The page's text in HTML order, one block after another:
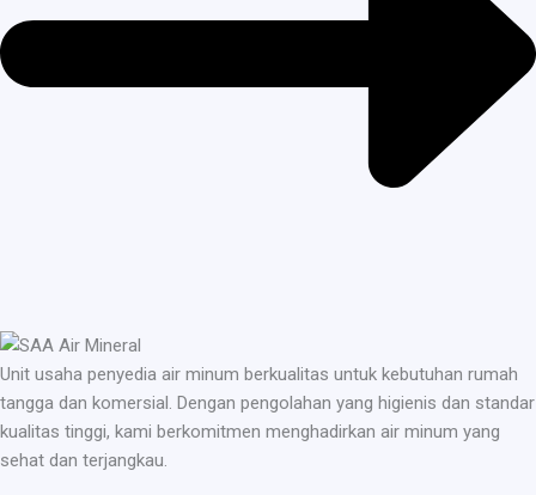
Unit usaha penyedia air minum berkualitas untuk kebutuhan rumah
tangga dan komersial. Dengan pengolahan yang higienis dan standar
kualitas tinggi, kami berkomitmen menghadirkan air minum yang
sehat dan terjangkau.